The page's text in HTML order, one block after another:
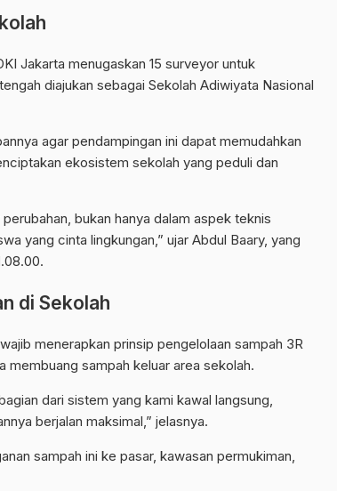
Jakarta menugaskan 15 surveyor untuk
diajukan sebagai Sekolah Adiwiyata Nasional
agar pendampingan ini dapat memudahkan
ekosistem sekolah yang peduli dan
bukan hanya dalam aspek teknis
yang cinta lingkungan,” ujar Abdul Baary, yang
di Sekolah
menerapkan prinsip pengelolaan sampah 3R
sampah keluar area sekolah.
dari sistem yang kami kawal langsung,
berjalan maksimal,” jelasnya.
sampah ini ke pasar, kawasan permukiman,